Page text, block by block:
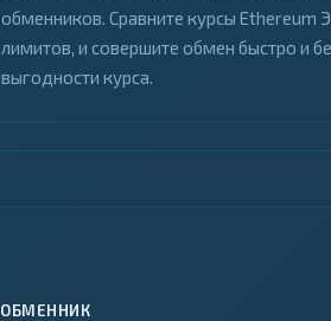
обменников. Сравните курсы Ethereum
лимитов, и совершите обмен быстро и
выгодности курса.
ОБМЕННИК